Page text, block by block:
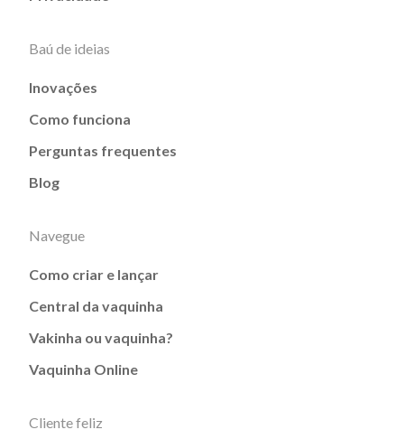
Baú de ideias
Inovações
Como funciona
Perguntas frequentes
Blog
Navegue
Como criar e lançar
Central da vaquinha
Vakinha ou vaquinha?
Vaquinha Online
Cliente feliz